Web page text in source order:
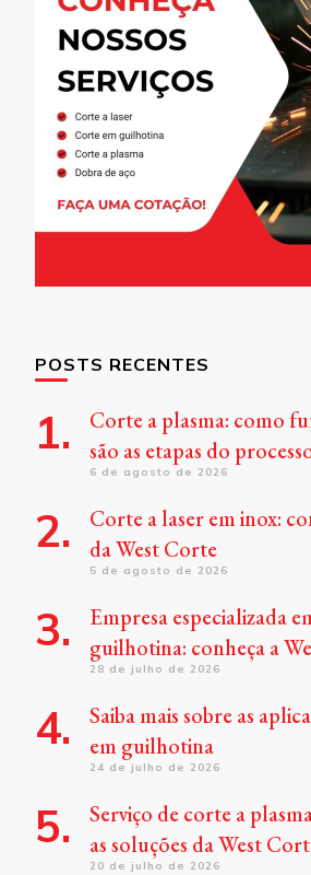
POSTS RECENTES
Corte a plasma: como
são as etapas do
6 de agosto de 2026
Corte a laser em inox:
da West Corte
5 de agosto de 2026
Empresa especializada
guilhotina: conheça a
28 de julho de 2026
Saiba mais sobre as
em guilhotina
24 de julho de 2026
Serviço de corte a
as soluções da West
20 de julho de 2026